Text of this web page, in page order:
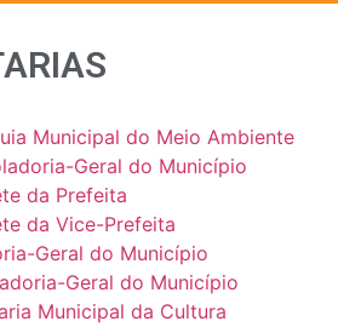
Municipal do Meio Ambiente
Geral do Município
da Prefeita
da Vice-Prefeita
Geral do Município
Geral do Município
Municipal da Cultura